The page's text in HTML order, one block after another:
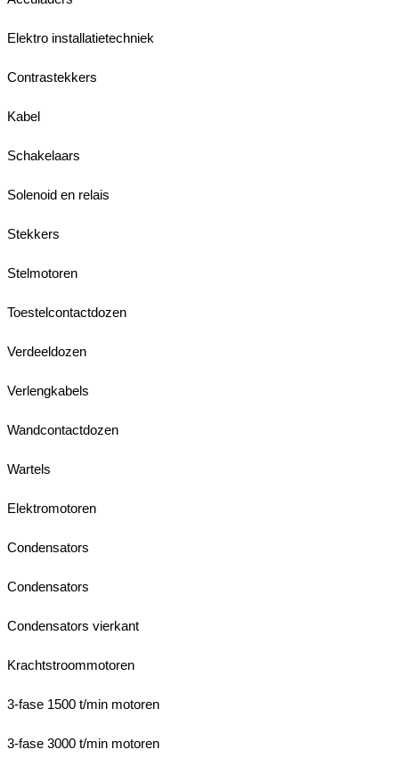
Elektro installatietechniek
Contrastekkers
Kabel
Schakelaars
Solenoid en relais
Stekkers
Stelmotoren
Toestelcontactdozen
Verdeeldozen
Verlengkabels
Wandcontactdozen
Wartels
Elektromotoren
Condensators
Condensators
Condensators vierkant
Krachtstroommotoren
3-fase 1500 t/min motoren
3-fase 3000 t/min motoren